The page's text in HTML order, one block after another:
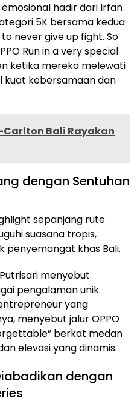
hadir dari Irfan
5K bersama kedua
never give up fight. So
Run in a very special
ketika mereka melewati
kuat kebersamaan dan
Carlton Bali Rayakan
dengan Sentuhan
sepanjang rute
suasana tropis,
penyemangat khas Bali.
menyebut
pengalaman unik.
yang
menyebut jalur OPPO
berkat medan
elevasi yang dinamis.
dengan